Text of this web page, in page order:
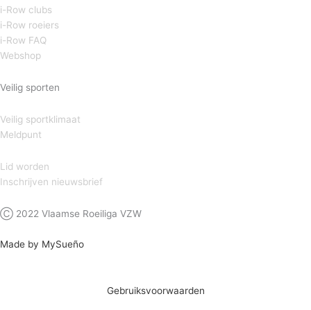
i-Row clubs
i-Row roeiers
i-Row FAQ
Webshop
Veilig sporten
Veilig sportklimaat
Meldpunt
Lid worden
Inschrijven nieuwsbrief
Ⓒ 2022 Vlaamse Roeiliga VZW
Made by MySueño
Gebruiksvoorwaarden